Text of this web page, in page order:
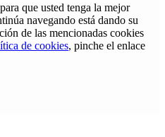
que usted tenga la mejor
navegando está dando su
de las mencionadas cookies
de cookies, pinche el enlace